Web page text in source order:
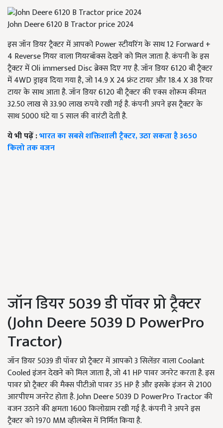
John Deere 6120 B Tractor price 2024
इस जॉन डियर ट्रैक्टर में आपको Power स्टीयरिंग के साथ 12 Forward +
4 Reverse गियर वाला गियरबॉक्स देखने को मिल जाता है. कंपनी के इस
ट्रैक्टर में Oli immersed Disc ब्रेक्स दिए गए है. जॉन डियर 6120 बी ट्रैक्टर
में 4WD ड्राइव दिया गया है, जो 14.9 X 24 फ्रंट टायर और 18.4 X 38 रियर
टायर के साथ आता है. जॉन डियर 6120 बी ट्रैक्टर की एक्स शोरूम कीमत
32.50 लाख से 33.90 लाख रुपये रखी गई है. कंपनी अपने इस ट्रैक्टर के
साथ 5000 घंटे या 5 साल की वारंटी देती है.
ये भी पढ़ें :भारत का सबसे शक्तिशाली ट्रैक्टर, उठा सकता है 3650
किलो तक वजन
जॉन डियर 5039 डी पॉवर प्रो ट्रैक्टर
(John Deere 5039 D PowerPro
Tractor)
जॉन डियर 5039 डी पॉवर प्रो ट्रैक्टर में आपको 3 सिलेंडर वाला Coolant
Cooled इंजन देखने को मिल जाता है, जो 41 HP पावर जनरेट करता है. इस
पावर प्रो ट्रैक्टर की मैक्स पीटीओ पावर 35 HP है और इसके इंजन से 2100
आरपीएम जनरेट होता है. John Deere 5039 D PowerPro Tractor की
वजन उठाने की क्षमता 1600 किलोग्राम रखी गई है. कंपनी ने अपने इस
ट्रैक्टर को 1970 MM व्हीलबेस में निर्मित किया है.